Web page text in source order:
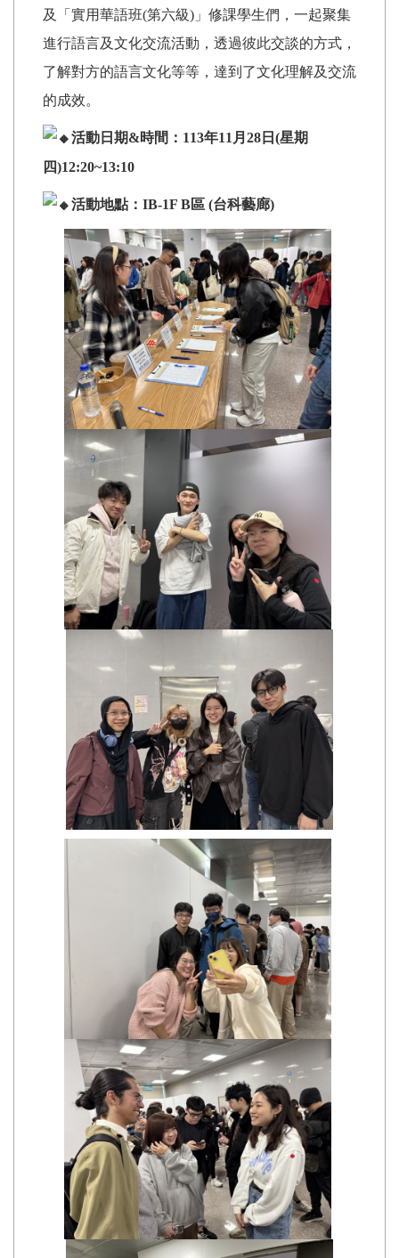
及
「實用華語班(第六級)」 修課學生們，一起聚集
進行語言及文化交流活動，透過彼此交談的方式，
了解對方的語言文化等等，達到了文化理解及交流
的成效。
活動日期&時間：113年11月28日(星期
四)12:20~13:10
活動地點：IB-1F B區 (台科藝廊)